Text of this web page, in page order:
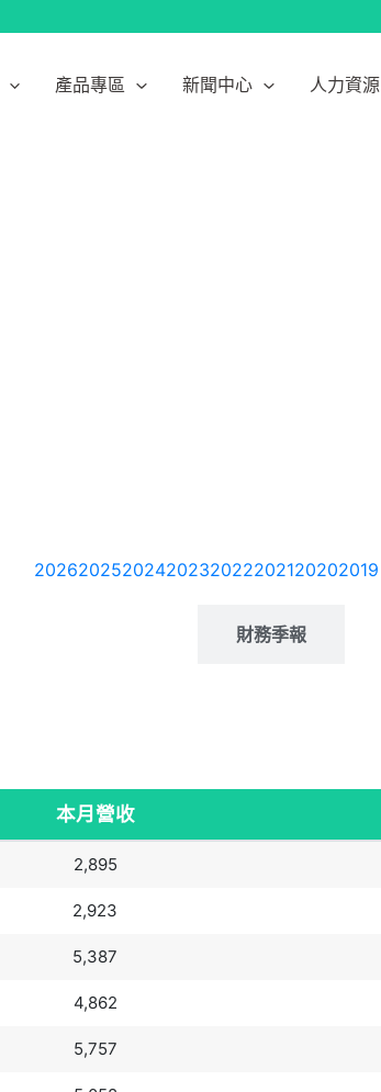
產品專區 新聞中心 人力資源
20262025202420232022202120202019
財務季報
本月營收
2,895
2,923
5,387
4,862
5,757